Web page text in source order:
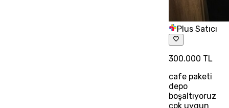
Plus Satıcı
300.000 TL
cafe paketi
depo
boşaltıyoruz
çok uygun